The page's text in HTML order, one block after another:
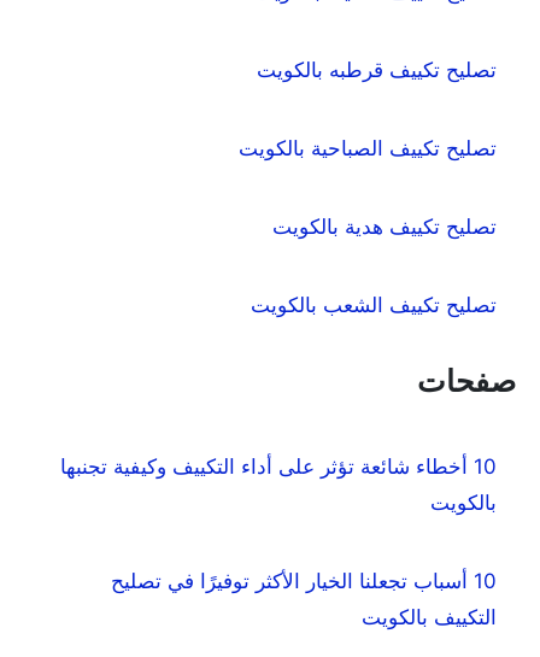
تصليح تكييف قرطبه بالكويت
تصليح تكييف الصباحية بالكويت
تصليح تكييف هدية بالكويت
تصليح تكييف الشعب بالكويت
صفحات
10 أخطاء شائعة تؤثر على أداء التكييف وكيفية تجنبها
بالكويت
10 أسباب تجعلنا الخيار الأكثر توفيرًا في تصليح
التكييف بالكويت